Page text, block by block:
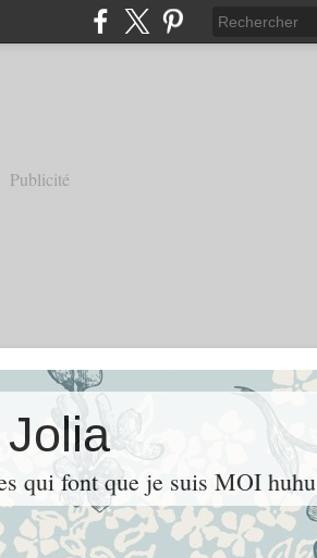
Publicité
qui font que je suis MOI huhu